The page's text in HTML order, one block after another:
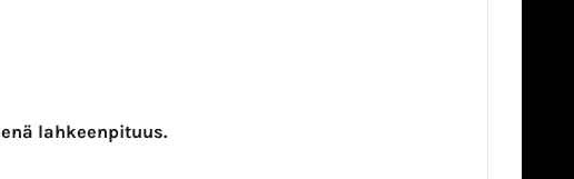
lahkeenpituus.